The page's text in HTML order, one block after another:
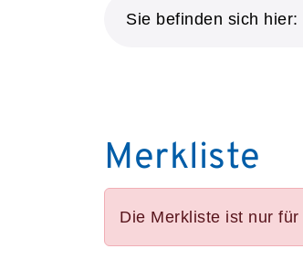
Sie befinden sich hier:
Merkliste
Die Merkliste ist nur